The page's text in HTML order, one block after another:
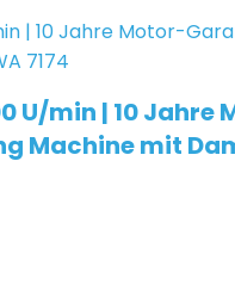
U/min | 10
Machine mit